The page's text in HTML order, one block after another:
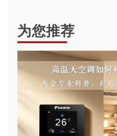
为您推荐